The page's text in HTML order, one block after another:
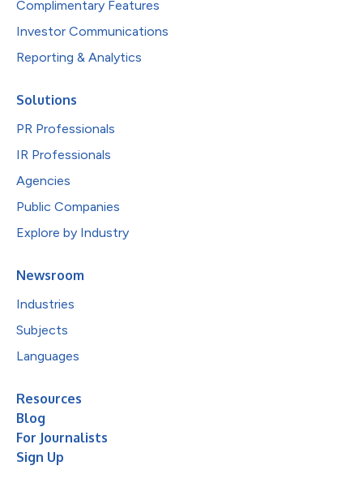
Complimentary Features
Investor Communications
Reporting & Analytics
Solutions
PR Professionals
IR Professionals
Agencies
Public Companies
Explore by Industry
Newsroom
Industries
Subjects
Languages
Resources
Blog
For Journalists
Sign Up